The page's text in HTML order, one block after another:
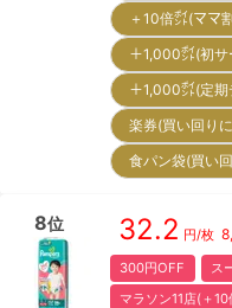
＋10倍㌽(マ
＋1,000㌽(初
＋1,000㌽(定
楽券(買い回り
食パン袋(買い
8位 32.2 円/枚
300円OFF
ス
マラソン11店(＋10